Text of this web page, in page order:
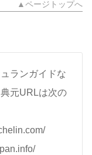
▲ページトップへ
ランガイドな
元URLは次の